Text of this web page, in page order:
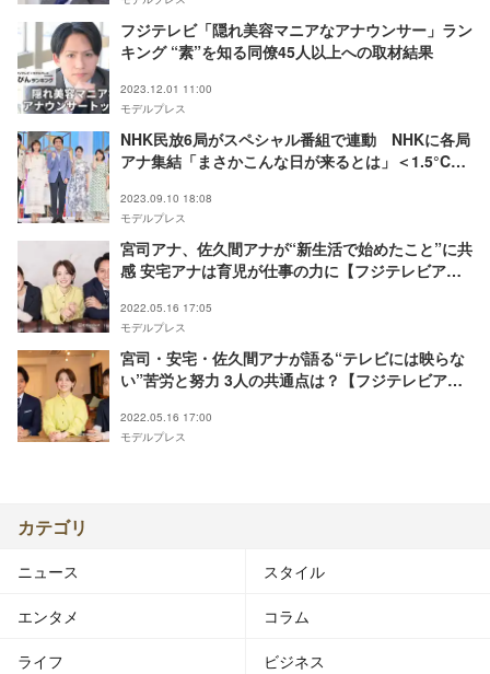
フジテレビ「隠れ美容マニアなアナウンサー」ラン
キング “素”を知る同僚45人以上への取材結果
2023.12.01 11:00
モデルプレス
NHK民放6局がスペシャル番組で連動 NHKに各局
アナ集結「まさかこんな日が来るとは」＜1.5°Cの
2023.09.10 18:08
モデルプレス
宮司アナ、佐久間アナが“新生活で始めたこと”に共
感 安宅アナは育児が仕事の力に【フジテレビアナ
＞】
2022.05.16 17:05
モデルプレス
宮司・安宅・佐久間アナが語る“テレビには映らな
い”苦労と努力 3人の共通点は？【フジテレビアナ
＞】
2022.05.16 17:00
モデルプレス
カテゴリ
ニュース スタイル
エンタメ コラム
ライフ ビジネス